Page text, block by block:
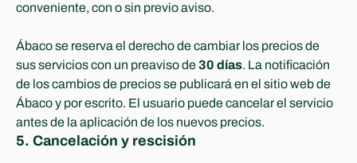
conveniente, con o sin previo aviso.
Ábaco se reserva el derecho de cambiar los precios de
sus servicios con un preaviso de 30 días. La notificación
de los cambios de precios se publicará en el sitio web de
Ábaco y por escrito. El usuario puede cancelar el servicio
antes de la aplicación de los nuevos precios.
5. Cancelación y rescisión